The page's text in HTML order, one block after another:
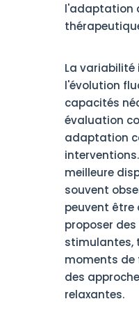
l'adaptation
La
l'évolution
capacités
évaluation
adaptation
meilleure
souvent
peuvent être
proposer
stimulantes,
moments de
des
relaxantes.